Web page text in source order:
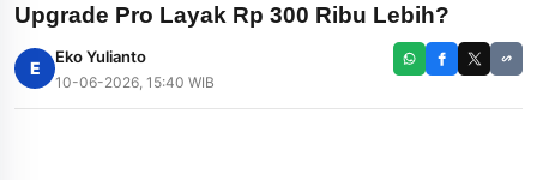
Upgrade Pro Layak Rp 300 Ribu Lebih?
E
Eko Yulianto
10-06-2026, 15:40 WIB